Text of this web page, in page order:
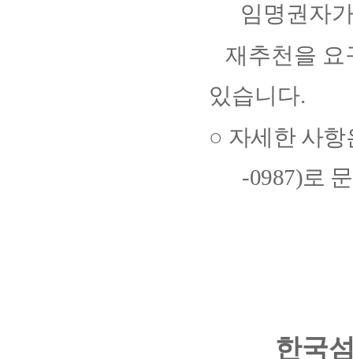
임명권자
재추천을 요
있습니다.
○ 자세한 사
-0987)로
한국